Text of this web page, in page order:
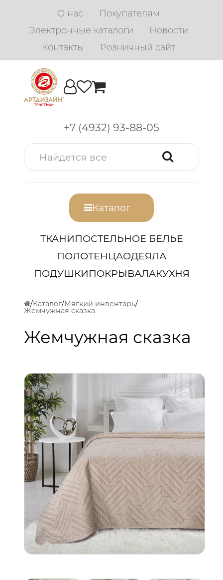
О нас
Покупателям
Электронные каталоги
Новости
Контакты
Розничный сайт
+7 (4932) 93-88-05
Каталог
ТКАНИПОСТЕЛЬНОЕ БЕЛЬЕ
ПОЛОТЕНЦАОДЕЯЛА
ПОДУШКИПОКРЫВАЛАКУХНЯ
Каталог Мягкий инвентарь
Жемчужная сказка
Жемчужная сказка